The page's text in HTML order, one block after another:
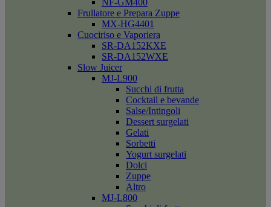
NF-GM400
Frullatore e Prepara Zuppe
MX-HG4401
Cuociriso e Vaporiera
SR-DA152KXE
SR-DA152WXE
Slow Juicer
MJ-L900
Succhi di frutta
Cocktail e bevande
Salse/Intingoli
Dessert surgelati
Gelati
Sorbetti
Yogurt surgelati
Dolci
Zuppe
Altro
MJ-L800